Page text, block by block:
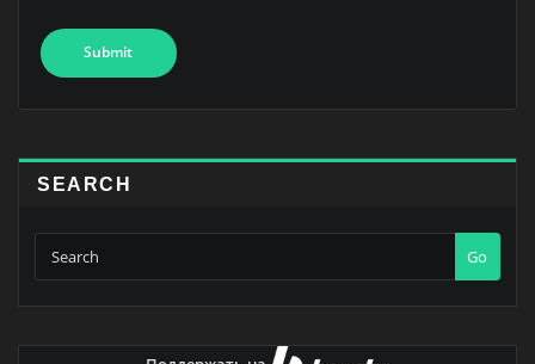
SEARCH
Go